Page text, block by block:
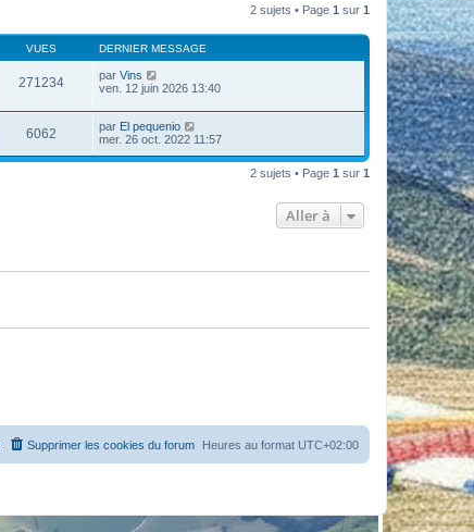
2 sujets • Page 1 sur 1
VUES DERNIER MESSAGE
271234 par Vins
ven. 12 juin 2026 13:40
6062 par El pequenio
mer. 26 oct. 2022 11:57
2 sujets • Page 1 sur 1
Aller à
Heures au format UTC+02:00
Supprimer les cookies du forum